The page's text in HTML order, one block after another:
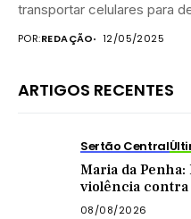
transportar celulares para
POR:REDAÇÃO 12/05/2025
ARTIGOS RECENTES
Sertão Central
Maria da Penha:
violência
no Sertão
08/08/2026